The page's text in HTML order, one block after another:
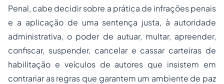
Penal, cabe decidir sobre a prática de infrações penais
e a aplicação de uma sentença justa, à autoridade
administrativa, o poder de autuar, multar, apreender,
confiscar, suspender, cancelar e cassar carteiras de
habilitação e veículos de autores que insistem em
contrariar as regras que garantem um ambiente de paz